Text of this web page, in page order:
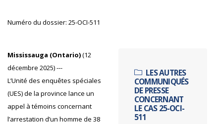
Numéro du dossier: 25-OCI-511
LES AUTRES
COMMUNIQUÉS
DE PRESSE
CONCERNANT
LE CAS 25-OCI-
511
Mississauga (Ontario)(12
décembre 2025) ---
L’Unité des enquêtes spéciales
(UES) de la province lance un
appel à témoins concernant
l’arrestation d’un homme de 38